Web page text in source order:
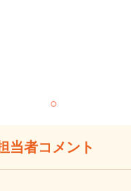
当者コメント